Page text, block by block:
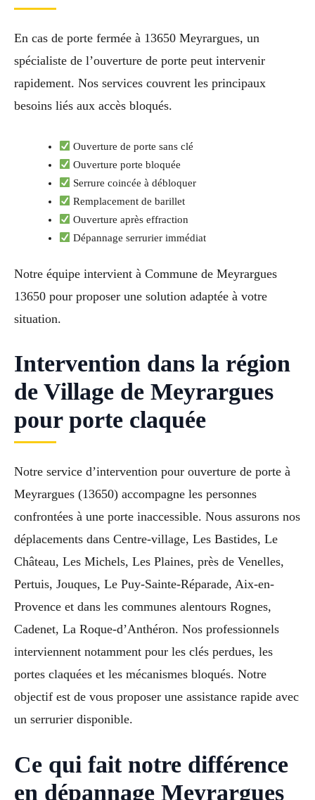
En cas de porte fermée à 13650 Meyrargues, un
spécialiste de l’ouverture de porte peut intervenir
rapidement. Nos services couvrent les principaux
besoins liés aux accès bloqués.
Ouverture de porte sans clé
Ouverture porte bloquée
Serrure coincée à débloquer
Remplacement de barillet
Ouverture après effraction
Dépannage serrurier immédiat
Notre équipe intervient à Commune de Meyrargues
13650 pour proposer une solution adaptée à votre
situation.
Intervention dans la région
de Village de Meyrargues
pour porte claquée
Notre service d’intervention pour ouverture de porte à
Meyrargues (13650) accompagne les personnes
confrontées à une porte inaccessible. Nous assurons nos
déplacements dans Centre-village, Les Bastides, Le
Château, Les Michels, Les Plaines, près de Venelles,
Pertuis, Jouques, Le Puy-Sainte-Réparade, Aix-en-
Provence et dans les communes alentours Rognes,
Cadenet, La Roque-d’Anthéron. Nos professionnels
interviennent notamment pour les clés perdues, les
portes claquées et les mécanismes bloqués. Notre
objectif est de vous proposer une assistance rapide avec
un serrurier disponible.
Ce qui fait notre différence
en dépannage Meyrargues